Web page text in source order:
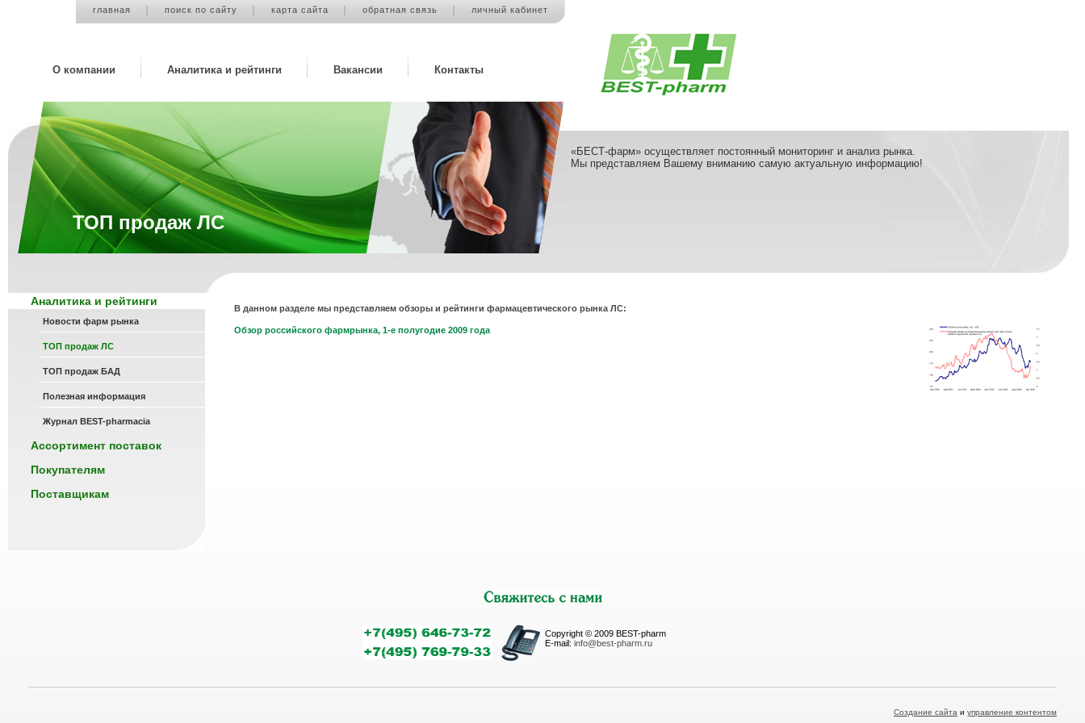
главная поиск по сайту карта сайта обратная связь личный кабинет
О компании Аналитика и рейтинги Вакансии Контакты
ТОП продаж ЛС
«БЕСТ-фарм» осуществляет постоянный мониторинг и анализ рынка.
Мы представляем Вашему вниманию самую актуальную информацию!
Аналитика и рейтинги
Новости фарм рынка
ТОП продаж ЛС
ТОП продаж БАД
Полезная информация
Журнал BEST-pharmacia
Ассортимент поставок
Покупателям
Поставщикам
В данном разделе мы представляем обзоры и рейтинги фармацевтического рынка ЛС:
Обзор российского фармрынка, 1-е полугодие 2009 года
Copyright © 2009 BEST-pharm
E-mail: info@best-pharm.ru
Создание сайта и управление контентом